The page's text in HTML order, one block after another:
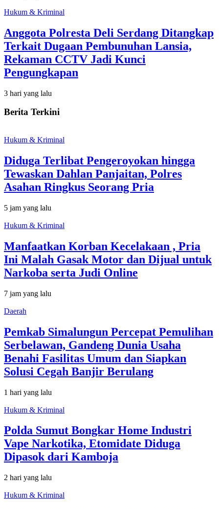
Hukum & Kriminal
Anggota Polresta Deli Serdang Ditangkap
Terkait Dugaan Pembunuhan Lansia,
Rekaman CCTV Jadi Kunci
Pengungkapan
3 hari yang lalu
Berita Terkini
Hukum & Kriminal
Diduga Terlibat Pengeroyokan hingga
Tewaskan Dahlan Panjaitan, Polres
Asahan Ringkus Seorang Pria
5 jam yang lalu
Hukum & Kriminal
Manfaatkan Korban Kecelakaan , Pria
Ini Malah Gasak Motor dan Dijual untuk
Narkoba serta Judi Online
7 jam yang lalu
Daerah
Pemkab Simalungun Percepat Pemulihan
Serbelawan, Gandeng Dunia Usaha
Benahi Fasilitas Umum dan Siapkan
Solusi Cegah Banjir Berulang
1 hari yang lalu
Hukum & Kriminal
Polda Sumut Bongkar Home Industri
Vape Narkotika, Etomidate Diduga
Dipasok dari Kamboja
2 hari yang lalu
Hukum & Kriminal